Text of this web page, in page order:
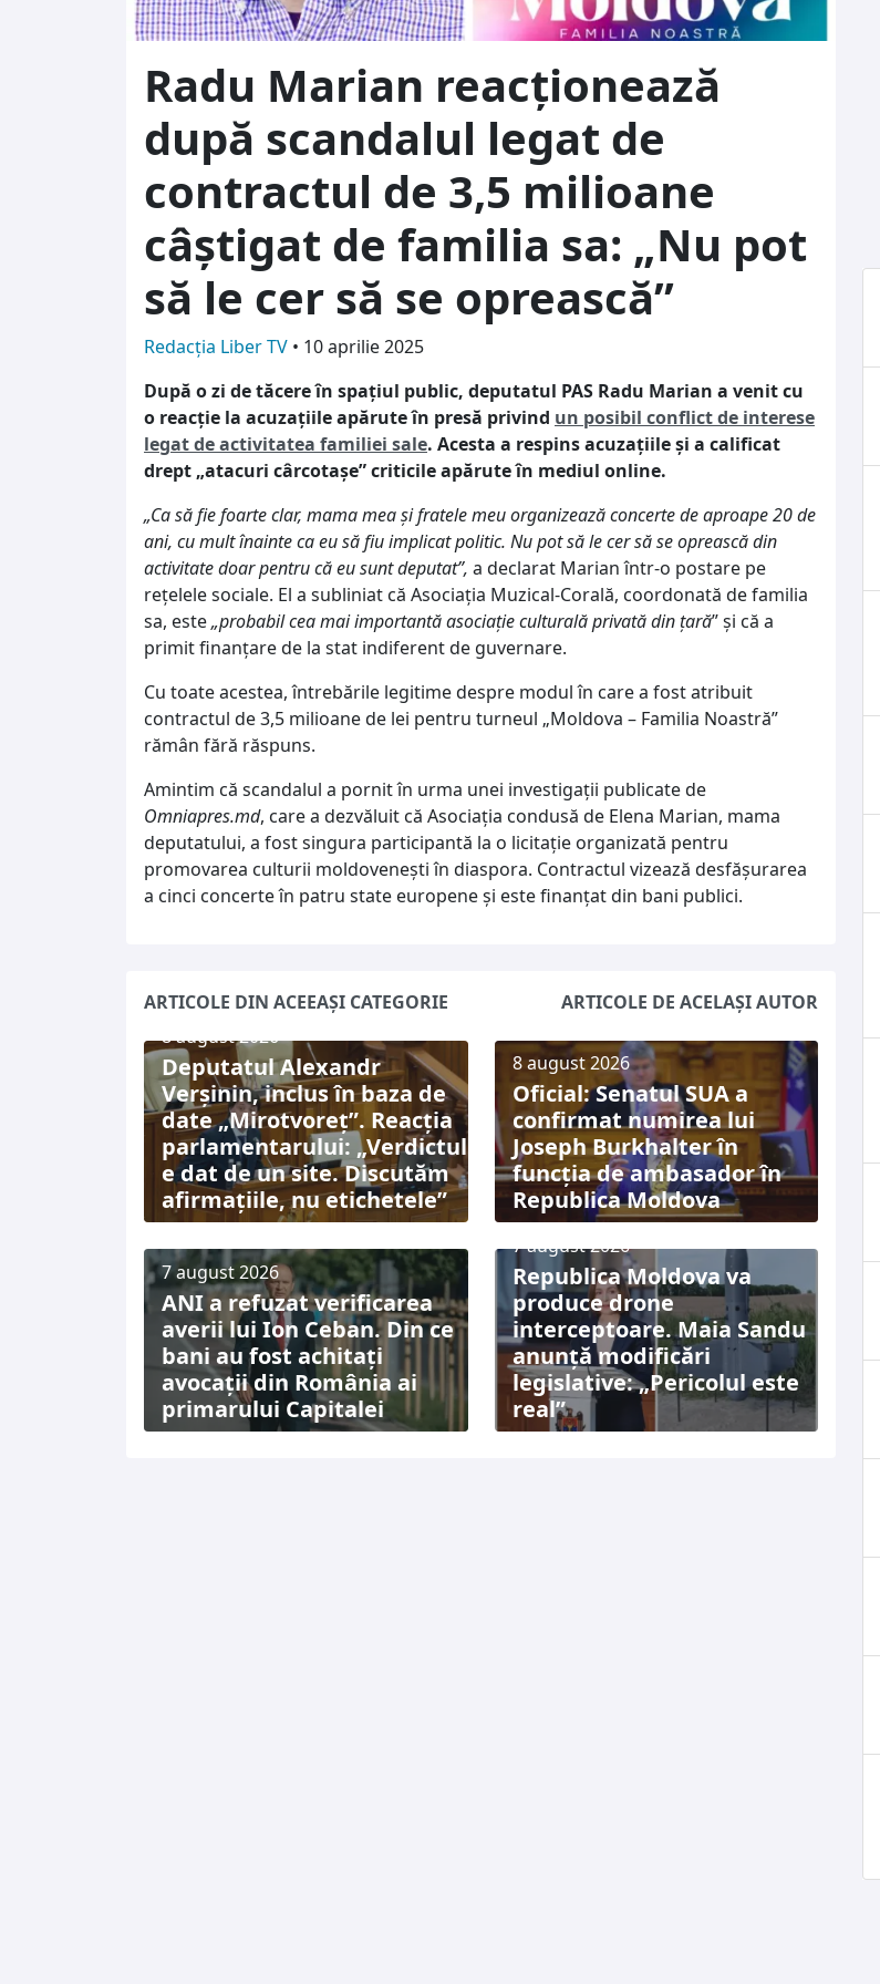
Radu Marian reacționează
după scandalul legat de
contractul de 3,5 milioane
câștigat de familia sa: „Nu pot
să le cer să se oprească”
Redacția Liber TV • 10 aprilie 2025
După o zi de tăcere în spațiul public, deputatul PAS Radu Marian a venit cu
o reacție la acuzațiile apărute în presă privind un posibil conflict de interese
legat de activitatea familiei sale. Acesta a respins acuzațiile și a calificat
drept „atacuri cârcotașe” criticile apărute în mediul online.
„Ca să fie foarte clar, mama mea și fratele meu organizează concerte de aproape 20 de
ani, cu mult înainte ca eu să fiu implicat politic. Nu pot să le cer să se oprească din
activitate doar pentru că eu sunt deputat”, a declarat Marian într-o postare pe
rețelele sociale. El a subliniat că Asociația Muzical-Corală, coordonată de familia
sa, este„probabil cea mai importantă asociație culturală privată din țară” și că a
primit finanțare de la stat indiferent de guvernare.
Cu toate acestea, întrebările legitime despre modul în care a fost atribuit
contractul de 3,5 milioane de lei pentru turneul „Moldova – Familia Noastră”
rămân fără răspuns.
Amintim că scandalul a pornit în urma unei investigații publicate de
Omniapres.md, care a dezvăluit că Asociația condusă de Elena Marian, mama
deputatului, a fost singura participantă la o licitație organizată pentru
promovarea culturii moldovenești în diaspora. Contractul vizează desfășurarea
a cinci concerte în patru state europene și este finanțat din bani publici.
ARTICOLE DIN ACEEAȘI CATEGORIE
ARTICOLE DE ACELAȘI AUTOR
8 august 2026
Deputatul Alexandr
Verșinin, inclus în baza de
date „Mirotvoreț”. Reacția
parlamentarului: „Verdictul
e dat de un site. Discutăm
afirmațiile, nu etichetele”
8 august 2026
Oficial: Senatul SUA a
confirmat numirea lui
Joseph Burkhalter în
funcția de ambasador în
Republica Moldova
7 august 2026
ANI a refuzat verificarea
averii lui Ion Ceban. Din ce
bani au fost achitați
avocații din România ai
primarului Capitalei
7 august 2026
Republica Moldova va
produce drone
interceptoare. Maia Sandu
anunță modificări
legislative: „Pericolul este
real”